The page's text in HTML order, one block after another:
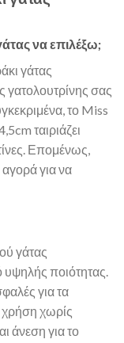
να επιλέξω;
γάτας
γατολουτρίνης σας
το Miss
ταιριάζει
Επομένως,
για να
γάτας
υψηλής ποιότητας.
για τα
χρήση χωρίς
άνεση για το